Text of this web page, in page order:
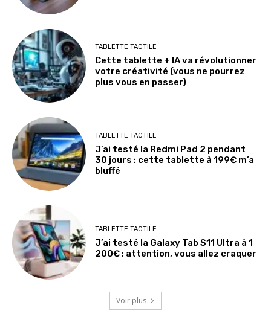
TABLETTE TACTILE
Cette tablette + IA va révolutionner
votre créativité (vous ne pourrez
plus vous en passer)
TABLETTE TACTILE
J’ai testé la Redmi Pad 2 pendant
30 jours : cette tablette à 199€ m’a
bluffé
TABLETTE TACTILE
J’ai testé la Galaxy Tab S11 Ultra à 1
200€ : attention, vous allez craquer
Voir plus